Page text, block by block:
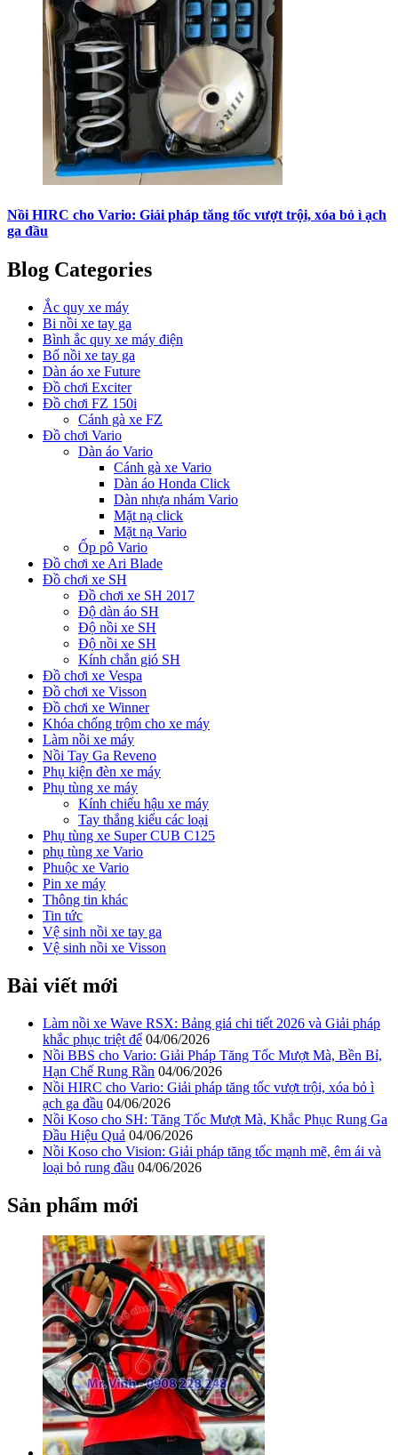
Nồi HIRC cho Vario: Giải pháp tăng tốc vượt trội, xóa bỏ ì ạch
ga đầu
Blog Categories
Ắc quy xe máy
Bi nồi xe tay ga
Bình ắc quy xe máy điện
Bố nồi xe tay ga
Dàn áo xe Future
Đồ chơi Exciter
Đồ chơi FZ 150i
Cánh gà xe FZ
Đồ chơi Vario
Dàn áo Vario
Cánh gà xe Vario
Dàn áo Honda Click
Dàn nhựa nhám Vario
Mặt nạ click
Mặt nạ Vario
Ốp pô Vario
Đồ chơi xe Ari Blade
Đồ chơi xe SH
Đồ chơi xe SH 2017
Độ dàn áo SH
Độ nồi xe SH
Độ nồi xe SH
Kính chắn gió SH
Đồ chơi xe Vespa
Đồ chơi xe Visson
Đồ chơi xe Winner
Khóa chống trộm cho xe máy
Làm nồi xe máy
Nồi Tay Ga Reveno
Phụ kiện đèn xe máy
Phụ tùng xe máy
Kính chiếu hậu xe máy
Tay thắng kiểu các loại
Phụ tùng xe Super CUB C125
phụ tùng xe Vario
Phuộc xe Vario
Pin xe máy
Thông tin khác
Tin tức
Vệ sinh nồi xe tay ga
Vệ sinh nồi xe Visson
Bài viết mới
Làm nồi xe Wave RSX: Bảng giá chi tiết 2026 và Giải pháp
khắc phục triệt để 04/06/2026
Nồi BBS cho Vario: Giải Pháp Tăng Tốc Mượt Mà, Bền Bỉ,
Hạn Chế Rung Rần 04/06/2026
Nồi HIRC cho Vario: Giải pháp tăng tốc vượt trội, xóa bỏ ì
ạch ga đầu 04/06/2026
Nồi Koso cho SH: Tăng Tốc Mượt Mà, Khắc Phục Rung Ga
Đầu Hiệu Quả 04/06/2026
Nồi Koso cho Vision: Giải pháp tăng tốc mạnh mẽ, êm ái và
loại bỏ rung đầu 04/06/2026
Sản phẩm mới